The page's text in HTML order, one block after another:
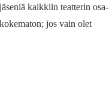
kaikkiin teatterin osa-
jos vain olet